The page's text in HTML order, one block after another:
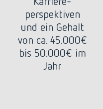
perspektiven
und ein Gehalt
von ca. 45.000€
bis 50.000€ im
Jahr